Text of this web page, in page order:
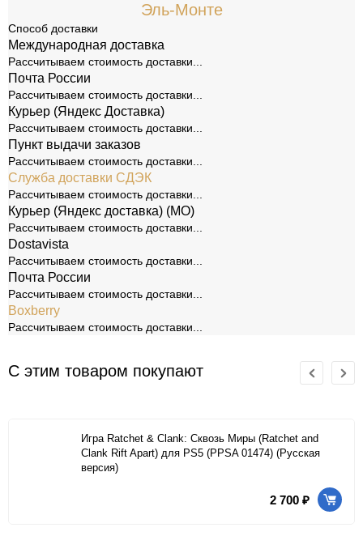
Эль-Монте
Способ доставки
Международная доставка
Рассчитываем стоимость доставки...
Почта России
Рассчитываем стоимость доставки...
Курьер (Яндекс Доставка)
Рассчитываем стоимость доставки...
Пункт выдачи заказов
Рассчитываем стоимость доставки...
Служба доставки СДЭК
Рассчитываем стоимость доставки...
Курьер (Яндекс доставка) (МО)
Рассчитываем стоимость доставки...
Dostavista
Рассчитываем стоимость доставки...
Почта России
Рассчитываем стоимость доставки...
Boxberry
Рассчитываем стоимость доставки...
С этим товаром покупают
Игра Ratchet & Clank: Сквозь Миры (Ratchet and
Clank Rift Apart) для PS5 (PPSA 01474) (Русская
версия)
2 700 ₽